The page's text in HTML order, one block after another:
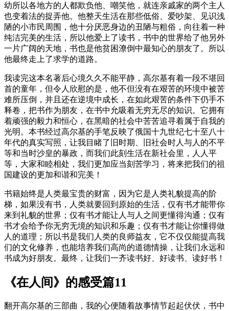
幼所以各地方的人都欺负他、嘲笑他，就连亲戚家的两个主人
也变着法的捉弄他。他整天生活在那些低俗、爱吵架、见识浅
陋的小市民周围，他十分厌恶身边的丑陋与粗俗，向往着一种
纯洁完美的生活，所以他爱上了读书，书中的世界给了他另外
一片广阔的天地，书也是他贫困潦倒中最知心的朋友了。所以
他最终走上了求学的道路。
我读完这本名著后心境久久不能平静，高尔基有着一段不堪回
首的童年，但令人欣慰的是，他不但没有在艰苦的环境中被苦
难所压倒，并且还在逆境中成长，在如此艰苦的条件下仍手不
释卷，把书作为朋友，在书中允吸着无穷无尽的知识。它拥有
着顽强的毅力和恒心，在黑暗的社会中苦苦追寻着属于自我的
光明。本书经过高尔基的手笔反映了俄国十九世纪七十至八十
年代的真实写照，让我目睹了旧时期、旧社会时人与人的不平
等和当时沙皇的暴政，而我们此刻生活在新社会里，人人平
等，大家和睦相处，我们更加应当刻苦学习，将来把我们的祖
国建设的更加和谐和完美！
书籍始终是人类最宝贵的财富，因为它是人类礼貌提高的阶
梯，如果没有书，人类就要回到原始的生活，仅有书才能带你
来到礼貌的世界；仅有书才能让人与人之间更懂得沟通；仅有
书才会给予你无穷无境的知识和乐趣；仅有书才能让你懂得做
人的道理；所以书是我们人类的良师益友，它不仅仅能提高我
们的文化修养，也能培养我们高尚的道德情操，让我们永远和
书成为好朋友。最终，让我们一齐读书好、好读书、读好书！
《在人间》的感受篇11
翻开高尔基的三部曲，我的心便随着故事情节起起伏伏，书中